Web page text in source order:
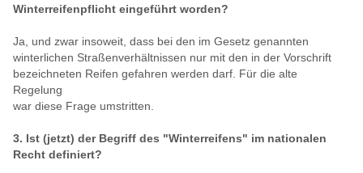
Winterreifenpflicht eingeführt worden?
Ja, und zwar insoweit, dass bei den im Gesetz genannten
winterlichen Straßenverhältnissen nur mit den in der Vorschrift
bezeichneten Reifen gefahren werden darf. Für die alte
Regelung
war diese Frage umstritten.
3. Ist (jetzt) der Begriff des "Winterreifens" im nationalen
Recht definiert?